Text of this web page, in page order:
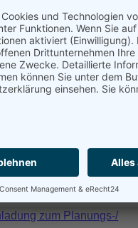
2026
Wandelwoche.